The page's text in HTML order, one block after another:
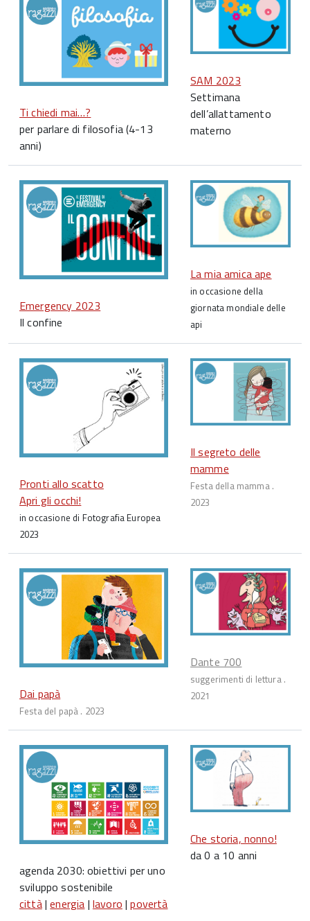
Ti chiedi mai…?
per parlare di filosofia (4-13
anni)
SAM 2023
Settimana
dell’allattamento
materno
Emergency 2023
Il confine
La mia amica ape
in occasione della
giornata mondiale delle
api
Pronti allo scatto
Apri gli occhi!
in occasione di Fotografia Europea
2023
Il segreto delle
mamme
Festa della mamma .
2023
Dai papà
Festa del papà . 2023
Dante 700
suggerimenti di lettura .
2021
agenda 2030: obiettivi per uno
sviluppo sostenibile
città|energia | lavoro |povertà
Che storia, nonno!
da 0 a 10 anni